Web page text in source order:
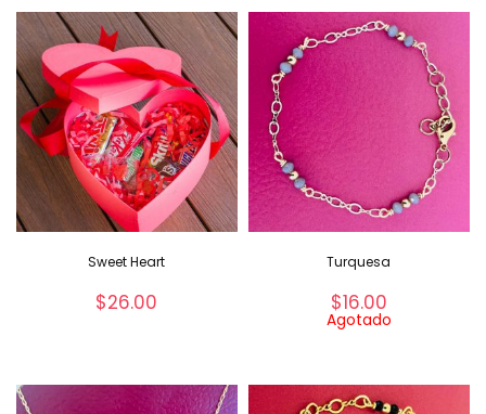
Sweet Heart
$26.00
Turquesa
$16.00
Agotado